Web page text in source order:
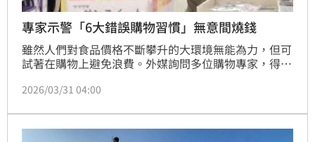
專家示警「6大錯誤購物習慣」無意間燒錢
雖然人們對食品價格不斷攀升的大環境無能為力，但可
試著在購物上避免浪費。外媒詢問多位購物專家，得出
標、盲目囤貨、看到特價就買等，這些不太明顯的額外
2026/03/31 04:00